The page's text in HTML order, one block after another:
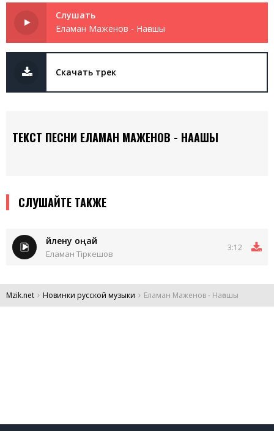
Слушать
Еламан Маженов - Нағашы
Скачать трек
ТЕКСТ ПЕСНИ ЕЛАМАН МАЖЕНОВ - НАҒАШЫ
СЛУШАЙТЕ ТАКЖЕ
Үйлену оңай
Еламан Тіркешов
3:12
Mzik.net Новинки русской музыки Еламан Маженов - Нағашы